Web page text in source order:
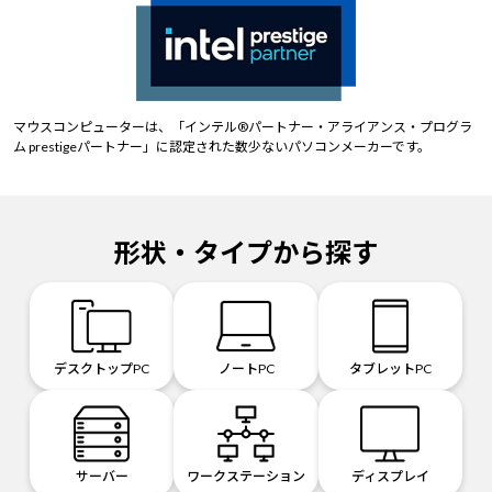
マウスコンピューターは、「インテル®パートナー・アライアンス・プログラ
ム prestigeパートナー」に認定された数少ないパソコンメーカーです。
形状・タイプから探す
デスクトップPC ノートPC タブレットPC
サーバー ワークステーション ディスプレイ